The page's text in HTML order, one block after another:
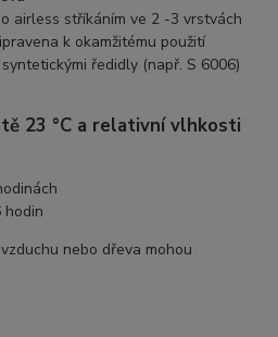
airless stříkáním ve 2 -3 vrstvách
k okamžitému použití
ředidly (např. S 6006)
23 °C a relativní vlhkosti
hodin
nebo dřeva mohou